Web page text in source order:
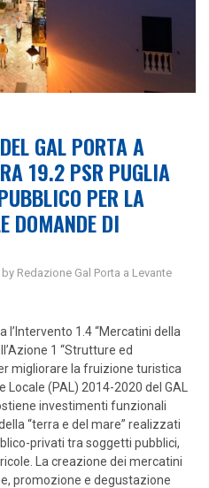
GAL PORTA A
19.2 PSR PUGLIA
PER LA
DOMANDE DI
Redazione Gal Porta a Levante
l’Intervento 1.4 “Mercatini della
1 “Strutture ed
migliorare la fruizione turistica
(PAL) 2014-2020 del GAL
investimenti funzionali
“terra e del mare” realizzati
privati tra soggetti pubblici,
La creazione dei mercatini
promozione e degustazione